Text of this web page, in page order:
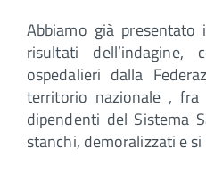
Abbiamo già
risultati
ospedalieri dalla
territorio nazionale ,
dipendenti del Sistema
stanchi, demoralizzati e